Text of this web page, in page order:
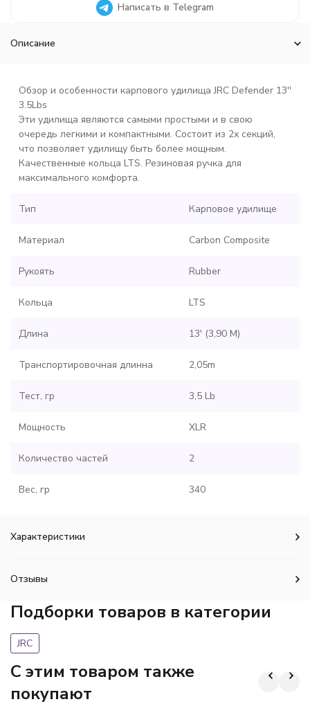
Написать в Telegram
Описание
Обзор и особенности карпового удилища JRC Defender 13''
3.5Lbs
Эти удилища являются самыми простыми и в свою
очередь легкими и компактными. Состоит из 2х секций,
что позволяет удилищу быть более мощным.
Качественные кольца LTS. Резиновая ручка для
максимального комфорта.
Тип Карповое удилище
Материал Carbon Composite
Рукоять Rubber
Кольца LTS
Длина 13' (3,90 M)
Транспортировочная длинна 2,05m
Тест, гр 3,5 Lb
Мощность XLR
Количество частей 2
Вес, гр 340
Характеристики
Отзывы
Подборки товаров в категории
JRC
C этим товаром также
покупают